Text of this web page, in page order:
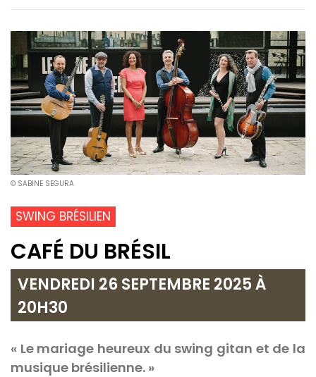
© SABINE SEGURA
SWING BRÉSILIEN
CAFÉ DU BRÉSIL
VENDREDI 26 SEPTEMBRE 2025 À
20H30
« Le mariage heureux du swing gitan et de la
musique brésilienne. »